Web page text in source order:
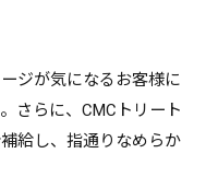
ジが気になるお客様に
さらに、CMCトリート
給し、指通りなめらか